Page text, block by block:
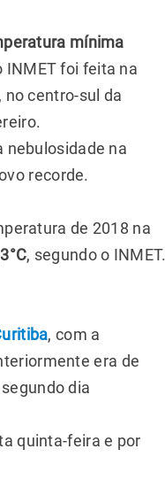
mínima
INMET foi feita na
centro-sul da
nebulosidade na
recorde.
de 2018 na
, segundo o INMET.
, com a
era de
dia
quinta-feira e por